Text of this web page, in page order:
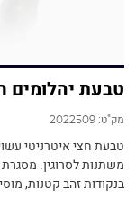
טבעת יהלומים
מק"ט:2022509
טבעת חצי איטרניטי
משתנות לסרוגין.
בנקודות זהב קטנות,